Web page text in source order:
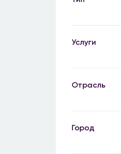
Услуги
Отрасль
Город